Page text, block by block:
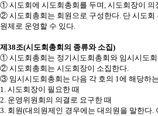
① 시도회에 시도회총회를 두며, 시도회장이 의
② 시도회총회는 회원으로 구성한다. 단 시도회
원제로 운영할 수 있다.
제 38조(시도회총회의 종류와 소집)
① 시도회총회는 정기시도회총회와 임시시도
② 시도회총회는 시도회장이 소집한다.
③ 임시시도회총회는 다음 각 호의 1에 해당하
1. 시도회장이 필요한 때
2. 운영위원회의 의결로 요구한 때
3. 회원(대의원제인 경우에는 대의원을 말한다.